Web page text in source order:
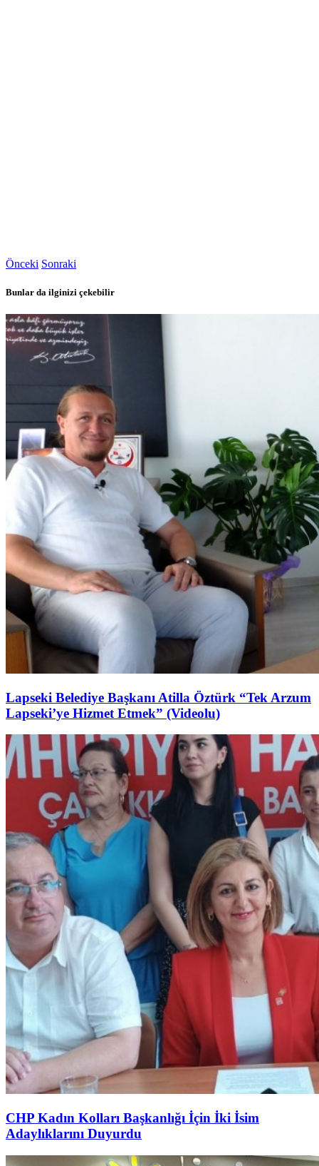
Önceki Sonraki
Bunlar da ilginizi çekebilir
Lapseki Belediye Başkanı Atilla Öztürk “Tek Arzum
Lapseki’ye Hizmet Etmek” (Videolu)
CHP Kadın Kolları Başkanlığı İçin İki İsim
Adaylıklarını Duyurdu